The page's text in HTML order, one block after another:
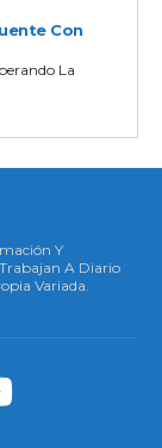
Con
La
Y
A Diario
Variada.